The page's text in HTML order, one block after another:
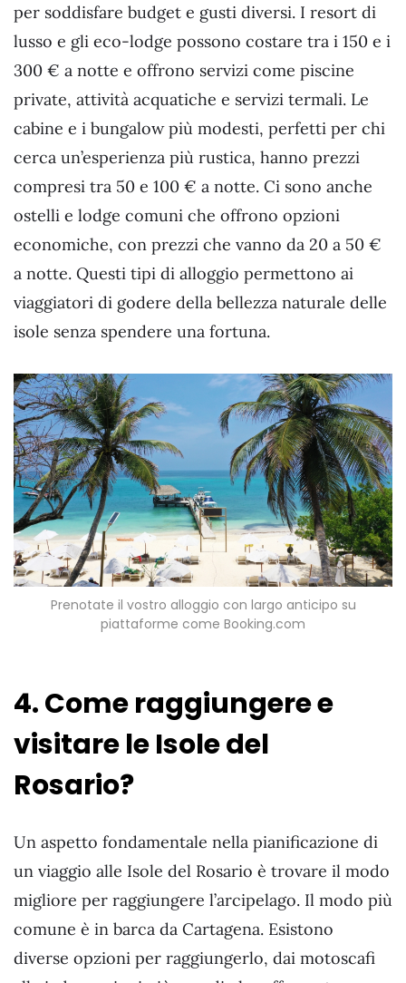
per soddisfare budget e gusti diversi. I resort di
lusso e gli eco-lodge possono costare tra i 150 e i
300 € a notte e offrono servizi come piscine
private, attività acquatiche e servizi termali. Le
cabine e i bungalow più modesti, perfetti per chi
cerca un’esperienza più rustica, hanno prezzi
compresi tra 50 e 100 € a notte. Ci sono anche
ostelli e lodge comuni che offrono opzioni
economiche, con prezzi che vanno da 20 a 50 €
a notte. Questi tipi di alloggio permettono ai
viaggiatori di godere della bellezza naturale delle
isole senza spendere una fortuna.
Prenotate il vostro alloggio con largo anticipo su
piattaforme come Booking.com
4. Come raggiungere e
visitare le Isole del
Rosario?
Un aspetto fondamentale nella pianificazione di
un viaggio alle Isole del Rosario è trovare il modo
migliore per raggiungere l’arcipelago. Il modo più
comune è in barca da Cartagena. Esistono
diverse opzioni per raggiungerlo, dai motoscafi